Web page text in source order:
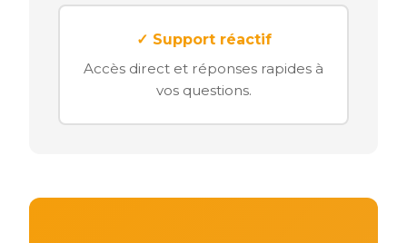
✓ Support réactif
Accès direct et réponses rapides à
vos questions.